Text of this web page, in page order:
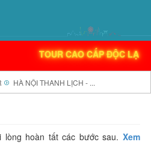
TOUR CAO CẤP ĐỘC LẠ
HÀ NỘI THANH LỊCH - ...
lòng hoàn tất các bước sau.Xem